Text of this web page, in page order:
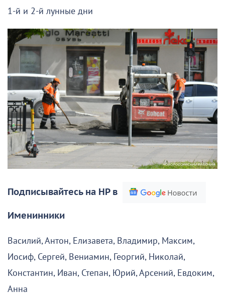
1-й и 2-й лунные дни
Подписывайтесь на НР в
Именинники
Василий, Антон, Елизавета, Владимир, Максим,
Иосиф, Сергей, Вениамин, Георгий, Николай,
Константин, Иван, Степан, Юрий, Арсений, Евдоким,
Анна